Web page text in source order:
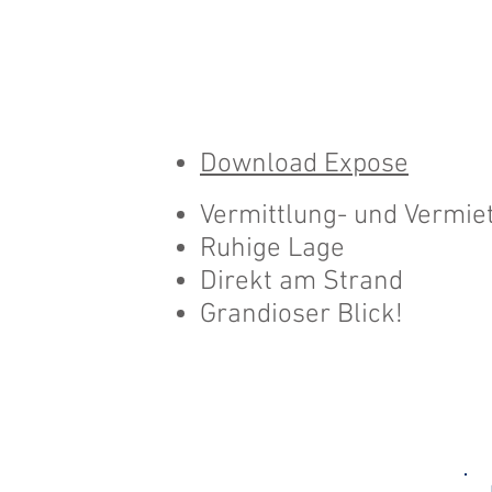
Download Expose
Vermittlung- und
Ruhige Lage
Direkt am Strand
Grandioser Blick!